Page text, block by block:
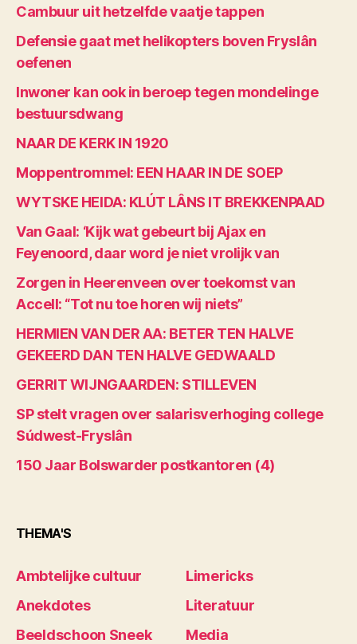
Cambuur uit hetzelfde vaatje tappen
Defensie gaat met helikopters boven Fryslân
oefenen
Inwoner kan ook in beroep tegen mondelinge
bestuursdwang
NAAR DE KERK IN 1920
Moppentrommel: EEN HAAR IN DE SOEP
WYTSKE HEIDA: KLÚT LÂNS IT BREKKENPAAD
Van Gaal: ‘Kijk wat gebeurt bij Ajax en
Feyenoord, daar word je niet vrolijk van
Zorgen in Heerenveen over toekomst van
Accell: “Tot nu toe horen wij niets”
HERMIEN VAN DER AA: BETER TEN HALVE
GEKEERD DAN TEN HALVE GEDWAALD
GERRIT WIJNGAARDEN: STILLEVEN
SP stelt vragen over salarisverhoging college
Súdwest-Fryslân
150 Jaar Bolswarder postkantoren (4)
THEMA'S
Ambtelijke cultuur
Anekdotes
Beeldschoon Sneek
Limericks
Literatuur
Media